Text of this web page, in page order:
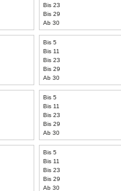
Bis 23
Bis 29
Ab 30
Bis 5
Bis 11
Bis 23
Bis 29
Ab 30
Bis 5
Bis 11
Bis 23
Bis 29
Ab 30
Bis 5
Bis 11
Bis 23
Bis 29
Ab 30